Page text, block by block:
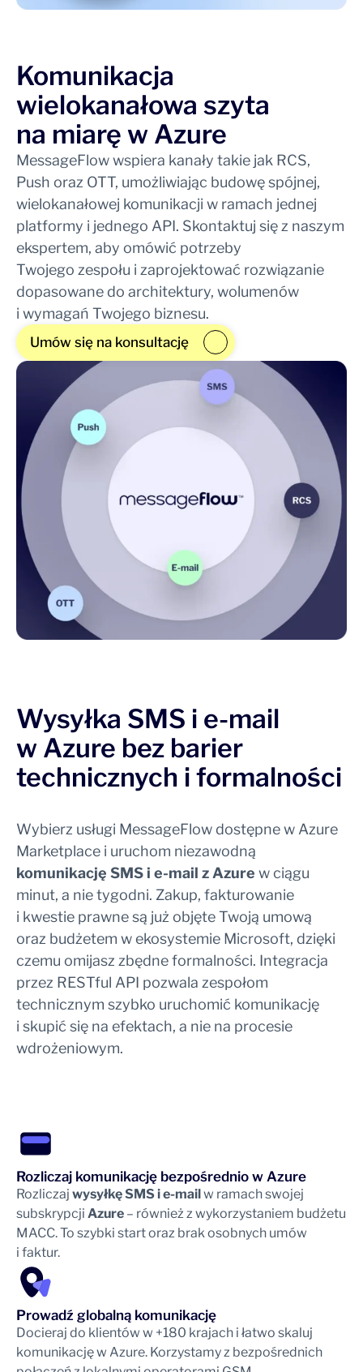
Komunikacja
wielokanałowa szyta
na miarę w Azure
MessageFlow wspiera kanały takie jak RCS,
Push oraz OTT, umożliwiając budowę spójnej,
wielokanałowej komunikacji w ramach jednej
platformy i jednego API. Skontaktuj się z naszym
ekspertem, aby omówić potrzeby
Twojego zespołu i zaprojektować rozwiązanie
dopasowane do architektury, wolumenów
i wymagań Twojego biznesu.
Umów się na konsultację
Wysyłka SMS i e-mail
w Azure bez barier
technicznych i formalności
Wybierz usługi MessageFlow dostępne w Azure
Marketplace i uruchom niezawodną
komunikację SMS i e-mail z Azure w ciągu
minut, a nie tygodni. Zakup, fakturowanie
i kwestie prawne są już objęte Twoją umową
oraz budżetem w ekosystemie Microsoft, dzięki
czemu omijasz zbędne formalności. Integracja
przez RESTful API pozwala zespołom
technicznym szybko uruchomić komunikację
i skupić się na efektach, a nie na procesie
wdrożeniowym.
Rozliczaj komunikację bezpośrednio w Azure
Rozliczaj wysyłkę SMS i e-mailw ramach swojej
subskrypcji Azure – również z wykorzystaniem budżetu
MACC. To szybki start oraz brak osobnych umów
i faktur.
Prowadź globalną komunikację
Docieraj do klientów w +180 krajach i łatwo skaluj
komunikację w Azure. Korzystamy z bezpośrednich